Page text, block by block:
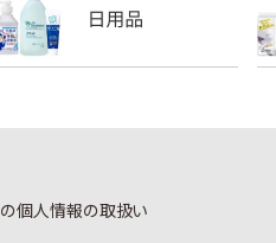
個人情報の取扱い